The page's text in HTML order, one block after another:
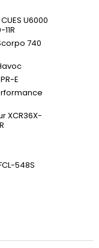
U6000
740
E
XCR36X-
548S